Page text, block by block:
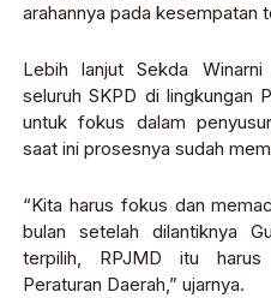
arahannya pada kesempatan
Lebih lanjut Sekda
seluruh SKPD di lingkungan
untuk fokus dalam
saat ini prosesnya sudah
“Kita harus fokus dan
bulan setelah dilantiknya
terpilih, RPJMD itu harus
Peraturan Daerah,” ujarnya.